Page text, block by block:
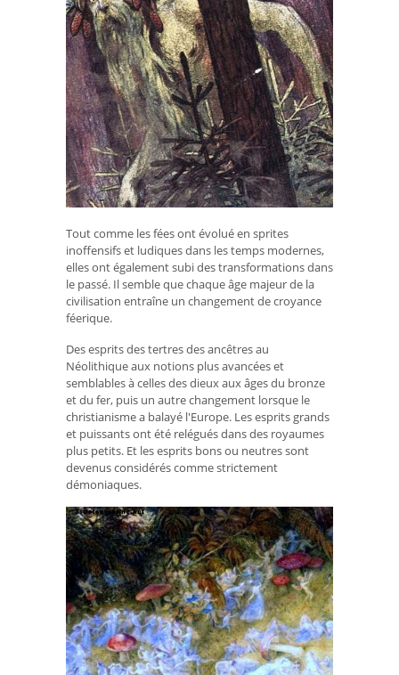
Tout comme les fées ont évolué en sprites
inoffensifs et ludiques dans les temps modernes,
elles ont également subi des transformations dans
le passé. Il semble que chaque âge majeur de la
civilisation entraîne un changement de croyance
féerique.
Des esprits des tertres des ancêtres au
Néolithique aux notions plus avancées et
semblables à celles des dieux aux âges du bronze
et du fer, puis un autre changement lorsque le
christianisme a balayé l'Europe. Les esprits grands
et puissants ont été relégués dans des royaumes
plus petits. Et les esprits bons ou neutres sont
devenus considérés comme strictement
démoniaques.